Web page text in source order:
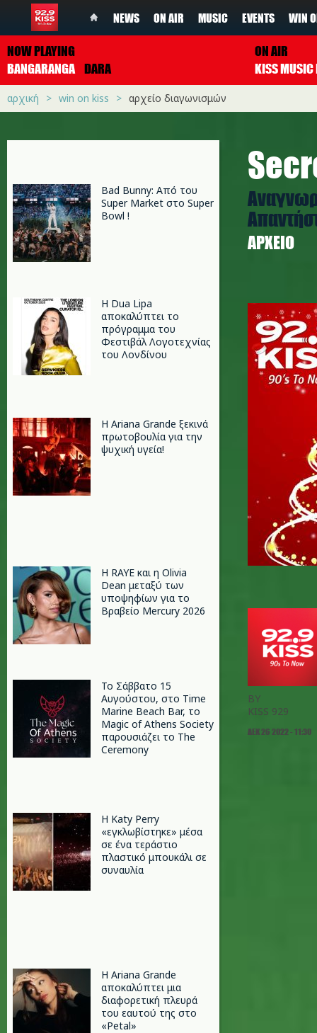
NEWS ON AIR MUSIC EVENTS WIN
NOW PLAYING
BANGARANGA DARA
ON AIR
αρχική win on kiss αρχείο διαγωνισμών
Bad Bunny: Από του
Super Market στο Super
Bowl !
Η Dua Lipa
αποκαλύπτει το
πρόγραμμα του
Φεστιβάλ Λογοτεχνίας
του Λονδίνου
Η Ariana Grande ξεκινά
πρωτοβουλία για την
ψυχική υγεία!
Η RAYE και η Olivia
Dean μεταξύ των
υποψηφίων για το
Βραβείο Mercury 2026
Το Σάββατο 15
Αυγούστου, στο Time
Marine Beach Bar, το
Magic of Athens Society
παρουσιάζει το The
Ceremony
H Katy Perry
«εγκλωβίστηκε» μέσα
σε ένα τεράστιο
πλαστικό μπουκάλι σε
συναυλία
Η Ariana Grande
αποκαλύπτει μια
διαφορετική πλευρά
του εαυτού της στο
«Petal»
ΑΡΧΕΊΟ
BY
KISS 929
ΔΕΚ 26 2022 - 11:30